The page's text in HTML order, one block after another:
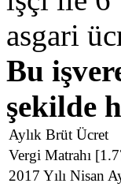
asgari
Bu
şekilde
Aylık Brüt Ücret
Vergi Matrahı
2017 Yılı Nisan